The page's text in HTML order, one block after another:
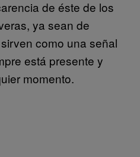
de éste de los
ya sean de
como una señal
está presente y
momento.